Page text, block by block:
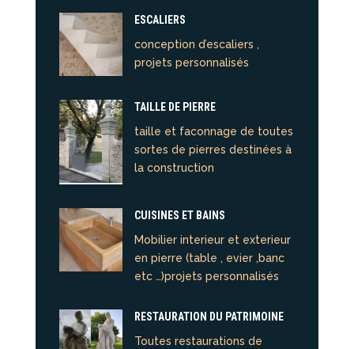
ESCALIERS
conception d’escaliers ,
projets personnalisés
TAILLE DE PIERRE
taille et faconnage de toutes
sortes de pierres destinées à
la construction
CUISINES ET BAINS
Mobilier interieur et exterieur
en pierre (table , evier ,banc
etc …)projets personnalisés
RESTAURATION DU PATRIMOINE
Toutes restaurations de